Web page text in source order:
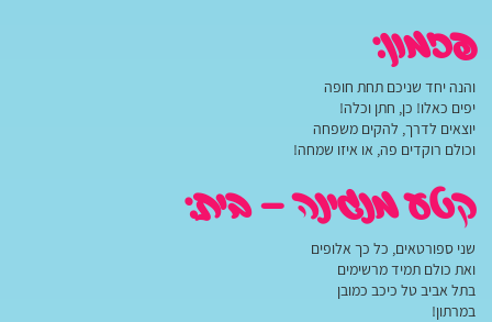
פזמון:
והנה יחד שניכם תחת חופה
יפים כאלו! כן, חתן וכלה!
יוצאים לדרך, להקים משפחה
וכולם רוקדים פה, או איזו שמחה!
קטע מנגינה – בית:
שני ספורטאים, כל כך אלופים
ואת כולם תמיד מרשימים
בתל אביב טל כיכב כמובן
במרתון!